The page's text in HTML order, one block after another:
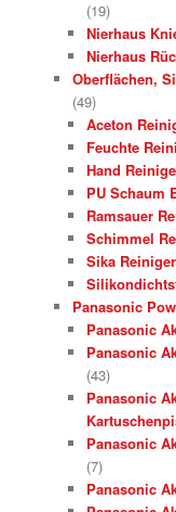
(19)
Nierhaus
Nierhaus
Oberflächen,
(49)
Aceton
Feuchte
Hand
PU Schaum
Ramsauer
Schimmel
Sika Reiniger
Panasonic
Panasonic
Panasonic
(43)
Panasonic
Panasonic
(7)
Panasonic